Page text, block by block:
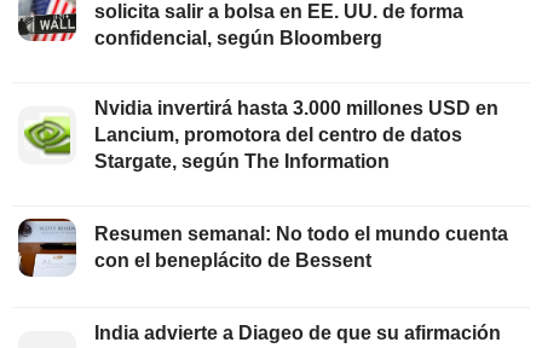
solicita salir a bolsa en EE. UU. de forma
confidencial, según Bloomberg
Nvidia invertirá hasta 3.000 millones USD en
Lancium, promotora del centro de datos
Stargate, según The Information
Resumen semanal: No todo el mundo cuenta
con el beneplácito de Bessent
India advierte a Diageo de que su afirmación